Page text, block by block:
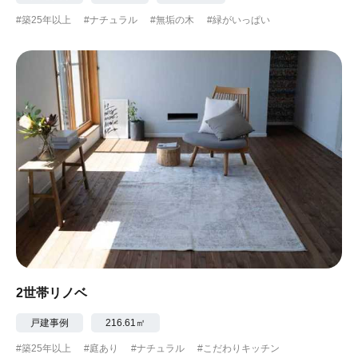
#築25年以上 #ナチュラル #無垢の木 #緑がいっぱい
2世帯リノベ
戸建事例 216.61㎡
#築25年以上 #庭あり #ナチュラル #こだわりキッチン